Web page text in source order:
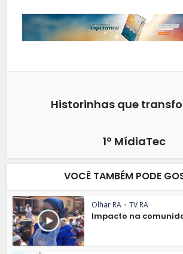
Historinhas que
1º MídiaTec
VOCÊ TAMBÉM PODE
Olhar RA • TV RA
Impacto na